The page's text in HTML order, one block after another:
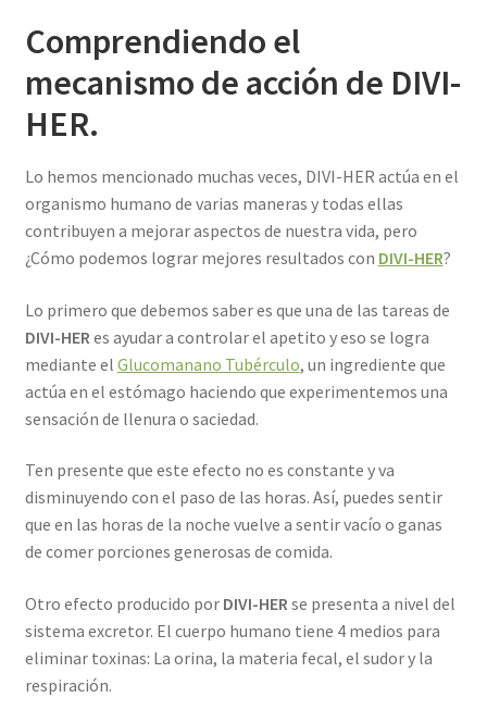
Comprendiendo el
mecanismo de acción de DIVI-
HER.
Lo hemos mencionado muchas veces, DIVI-HER actúa en el
organismo humano de varias maneras y todas ellas
contribuyen a mejorar aspectos de nuestra vida, pero
¿Cómo podemos lograr mejores resultados con DIVI-HER?
Lo primero que debemos saber es que una de las tareas de
DIVI-HER es ayudar a controlar el apetito y eso se logra
mediante el Glucomanano Tubérculo, un ingrediente que
actúa en el estómago haciendo que experimentemos una
sensación de llenura o saciedad.
Ten presente que este efecto no es constante y va
disminuyendo con el paso de las horas. Así, puedes sentir
que en las horas de la noche vuelve a sentir vacío o ganas
de comer porciones generosas de comida.
Otro efecto producido por DIVI-HER se presenta a nivel del
sistema excretor. El cuerpo humano tiene 4 medios para
eliminar toxinas: La orina, la materia fecal, el sudor y la
respiración.